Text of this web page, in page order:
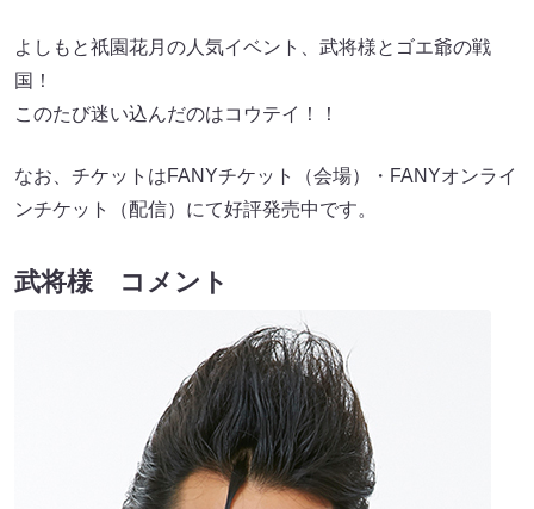
よしもと祇園花月の人気イベント、武将様とゴエ爺の戦
国！
このたび迷い込んだのはコウテイ！！
なお、チケットはFANYチケット（会場）・FANYオンライ
ンチケット（配信）にて好評発売中です。
武将様 コメント